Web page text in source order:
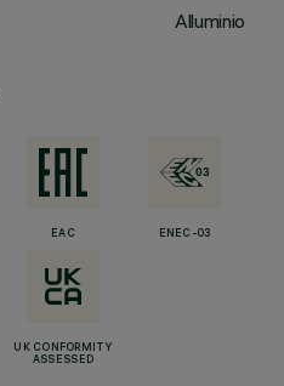
Alluminio
EAC ENEC-03
UK CONFORMITY
ASSESSED